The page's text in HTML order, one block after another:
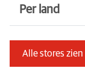
Per land
Roemenië
Cyprus
Alle stores zien